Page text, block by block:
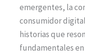
emergentes, la
consumidor
historias que
fundamentales